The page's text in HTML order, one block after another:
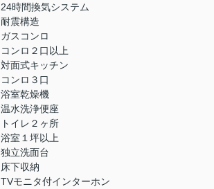
24時間換気システム
耐震構造
ガスコンロ
コンロ２口以上
対面式キッチン
コンロ３口
浴室乾燥機
温水洗浄便座
トイレ２ヶ所
浴室１坪以上
独立洗面台
床下収納
TVモニタ付インターホン